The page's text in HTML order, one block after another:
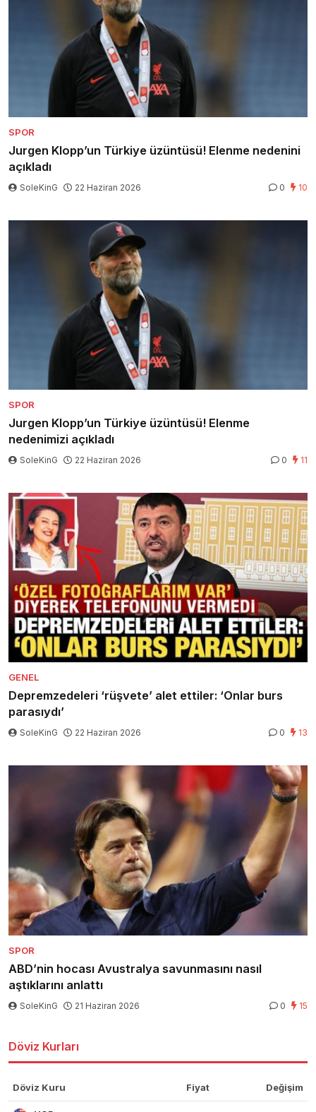
SPOR
Jurgen Klopp’un Türkiye üzüntüsü! Elenme nedenini
açıkladı
SoleKinG 22 Haziran 2026 0 10
SPOR
Jurgen Klopp’un Türkiye üzüntüsü! Elenme
nedenimizi açıkladı
SoleKinG 22 Haziran 2026 0 11
GENEL
Depremzedeleri ‘rüşvete’ alet ettiler: ‘Onlar burs
parasıydı’
SoleKinG 22 Haziran 2026 0 13
SPOR
ABD’nin hocası Avustralya savunmasını nasıl
aştıklarını anlattı
SoleKinG 21 Haziran 2026 0 15
Döviz Kurları
Döviz Kuru Fiyat Değişim